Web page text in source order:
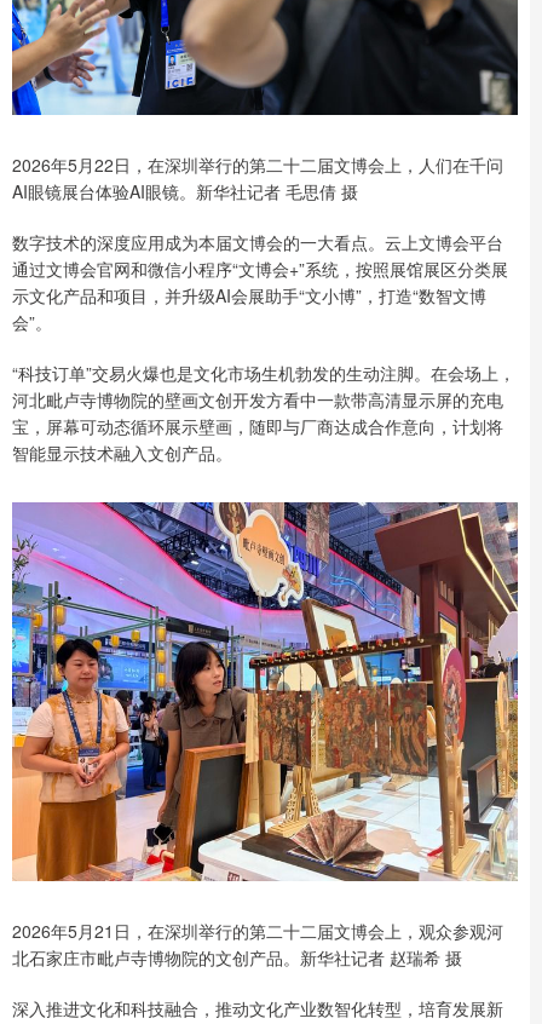
2026年5月22日，在深圳举行的第二十二届文博会上，人们在千问
AI眼镜展台体验AI眼镜。新华社记者 毛思倩 摄
数字技术的深度应用成为本届文博会的一大看点。云上文博会平台
通过文博会官网和微信小程序“文博会+”系统，按照展馆展区分类展
示文化产品和项目，并升级AI会展助手“文小博”，打造“数智文博
会”。
“科技订单”交易火爆也是文化市场生机勃发的生动注脚。在会场上，
河北毗卢寺博物院的壁画文创开发方看中一款带高清显示屏的充电
宝，屏幕可动态循环展示壁画，随即与厂商达成合作意向，计划将
智能显示技术融入文创产品。
2026年5月21日，在深圳举行的第二十二届文博会上，观众参观河
北石家庄市毗卢寺博物院的文创产品。新华社记者 赵瑞希 摄
深入推进文化和科技融合，推动文化产业数智化转型，培育发展新